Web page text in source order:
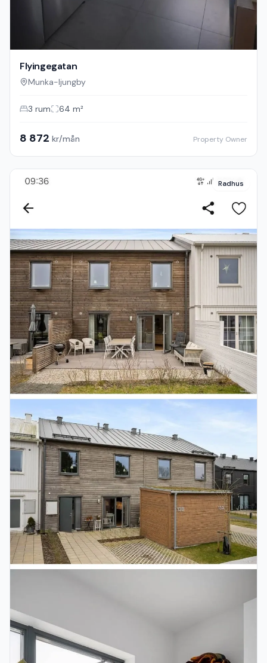
Flyingegatan
Munka-ljungby
3 rum 64 m²
8 872 kr/mån Property Owner
Radhus